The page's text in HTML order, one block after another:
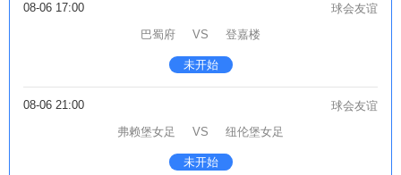
08-06 17:00
球会友谊
巴蜀府
VS 登嘉楼
未开始
08-06 21:00
球会友谊
弗赖堡女足
VS 纽伦堡女足
未开始